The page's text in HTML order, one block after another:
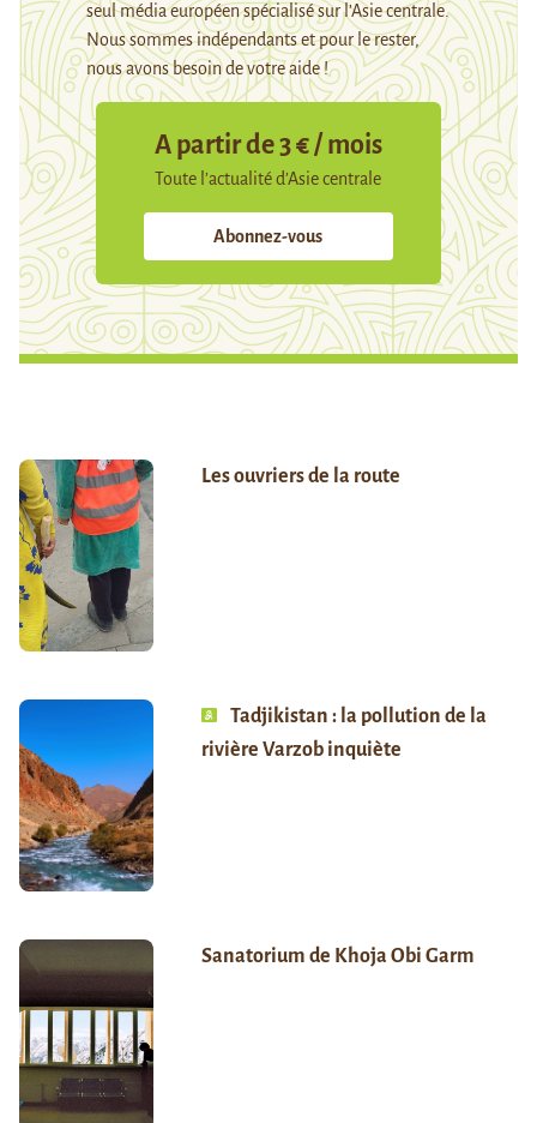
seul média européen spécialisé sur l’Asie centrale.
Nous sommes indépendants et pour le rester,
nous avons besoin de votre aide !
A partir de 3 € / mois
Toute l’actualité d’Asie centrale
Abonnez-vous
Les ouvriers de la route
Tadjikistan : la pollution de la
rivière Varzob inquiète
Sanatorium de Khoja Obi Garm